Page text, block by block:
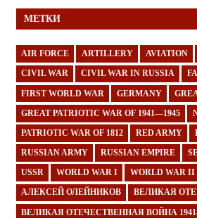
МЕТКИ
AIR FORCE ARTILLERY AVIATION
CIVIL WAR CIVIL WAR IN RUSSIA
FIRST WORLD WAR GERMANY
GREAT PATRIOTIC WAR OF 1941—1945
PATRIOTIC WAR OF 1812 RED ARMY
RUSSIAN ARMY RUSSIAN EMPIRE
USSR WORLD WAR I WORLD WAR II
АЛЕКСЕЙ ОЛЕЙНИКОВ ВЕЛИКАЯ
ВЕЛИКАЯ ОТЕЧЕСТВЕННАЯ ВОЙНА